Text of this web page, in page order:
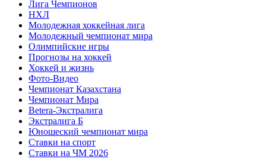
Лига Чемпионов
НХЛ
Молодежная хоккейная лига
Молодежный чемпионат мира
Олимпийские игры
Прогнозы на хоккей
Хоккей и жизнь
Фото-Видео
Чемпионат Казахстана
Чемпионат Мира
Betera-Экстралига
Экстралига Б
Юношеский чемпионат мира
Ставки на спорт
Ставки на ЧМ 2026